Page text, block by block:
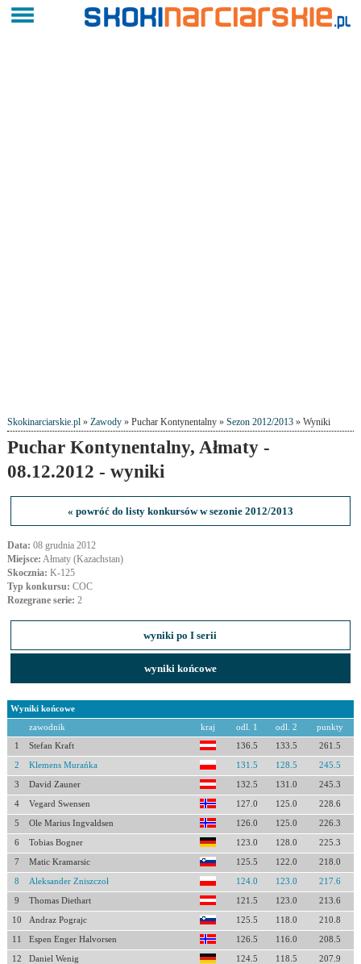
Skokinarciarskie.pl» Zawody» Puchar Kontynentalny » Sezon 2012/2013» Wyniki
Puchar Kontynentalny, Ałmaty -
08.12.2012 - wyniki
« powróć do listy konkursów w sezonie 2012/2013
Data: 08 grudnia 2012
Miejsce: Ałmaty (Kazachstan)
Skocznia: K-125
Typ konkursu: COC
Rozegrane serie: 2
wyniki po I serii
wyniki końcowe
Wyniki końcowe
zawodnik kraj odl. 1 odl. 2 punkty
1 Stefan Kraft 136.5 133.5 261.5
2 Klemens Murańka 131.5 128.5 245.5
3 David Zauner 132.5 131.0 245.3
4 Vegard Swensen 127.0 125.0 228.6
5 Ole Marius Ingvaldsen 126.0 125.0 226.3
6 Tobias Bogner 123.0 128.0 225.3
7 Matic Kramarsic 125.5 122.0 218.0
8 Aleksander Zniszczoł 124.0 123.0 217.6
9 Thomas Diethart 121.5 123.0 213.6
10 Andraz Pograjc 125.5 118.0 210.8
11 Espen Enger Halvorsen 126.5 116.0 208.5
12 Daniel Wenig 124.5 118.5 207.9